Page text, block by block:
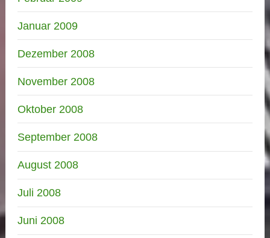
Januar 2009
Dezember 2008
November 2008
Oktober 2008
September 2008
August 2008
Juli 2008
Juni 2008